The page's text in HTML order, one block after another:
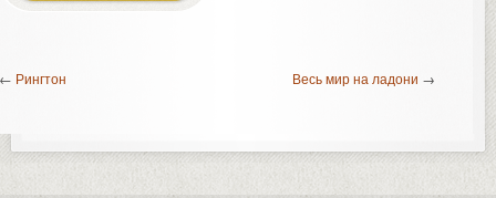
Рингтон Весь мир на ладони →